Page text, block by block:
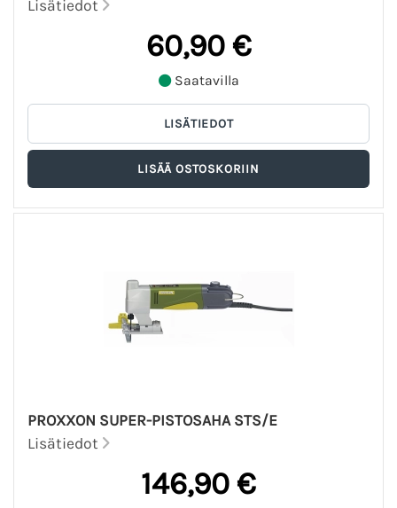
Lisätiedot
60,90 €
Saatavilla
PROXXON SUPER-PISTOSAHA STS/E
Lisätiedot
146,90 €